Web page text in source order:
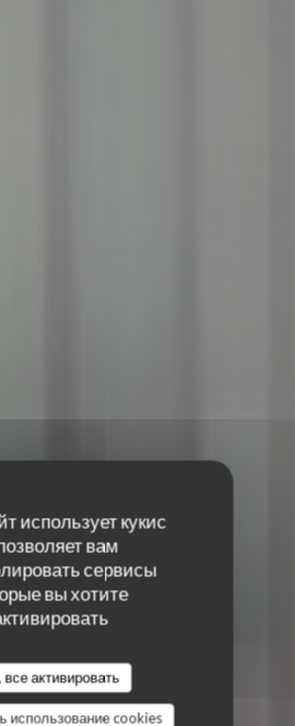
использует кукис
вам
сервисы
вы хотите
все активировать
использование cookies
РЕСТОРАН